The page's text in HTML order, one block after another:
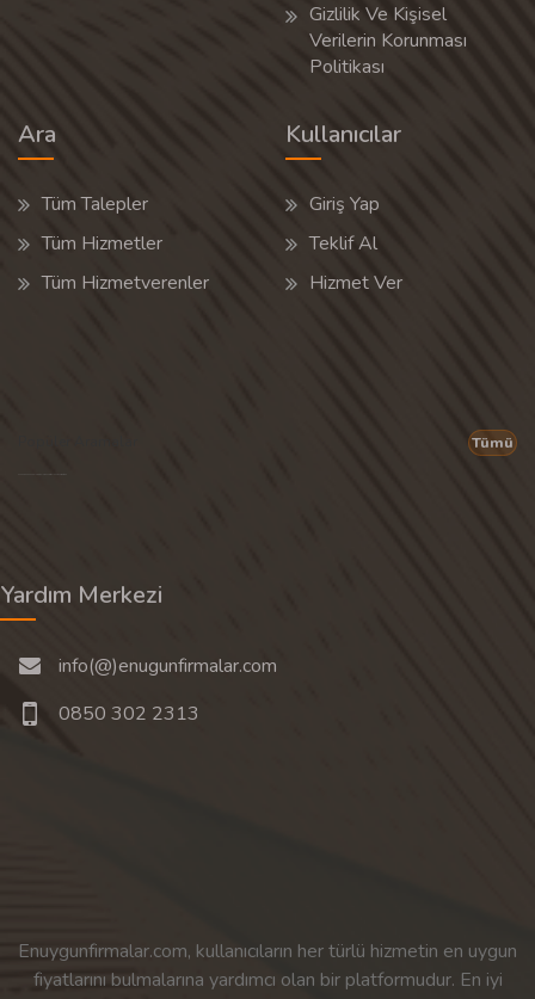
Gizlilik Ve Kişisel
Verilerin Korunması
Politikası
Ara
Tüm Talepler
Tüm Hizmetler
Tüm Hizmetverenler
Kullanıcılar
Giriş Yap
Teklif Al
Hizmet Ver
Tümü
Yardım Merkezi
info(@)enugunfirmalar.com
0850 302 2313
Enuygunfirmalar.com, kullanıcıların her türlü hizmetin en uygun
fiyatlarını bulmalarına yardımcı olan bir platformudur. En iyi